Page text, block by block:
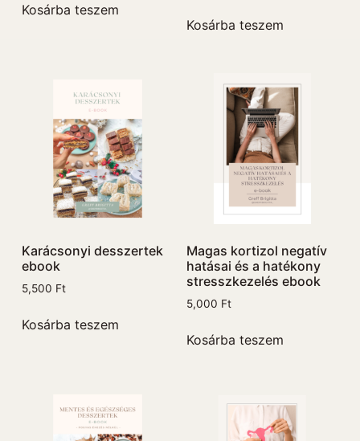
Kosárba teszem
Kosárba teszem
Karácsonyi desszertek
ebook
5,500 Ft
Kosárba teszem
Magas kortizol negatív
hatásai és a hatékony
stresszkezelés ebook
5,000 Ft
Kosárba teszem